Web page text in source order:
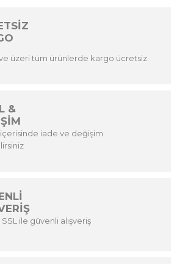
üzeri tüm ürünlerde kargo ücretsiz.
&
içerisinde iade ve değişim
ile güvenli alışveriş